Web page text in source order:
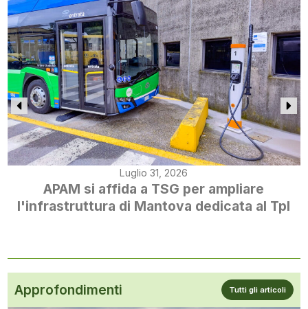
Luglio 31, 2026
APAM si affida a TSG per ampliare
l'infrastruttura di Mantova dedicata al Tpl
Approfondimenti Tutti gli articoli